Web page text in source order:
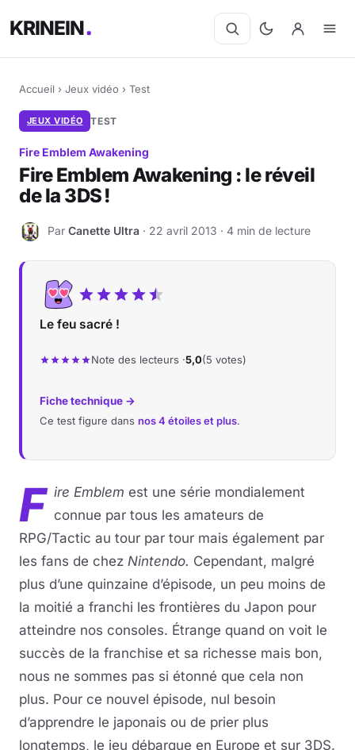
KRINEIN
Accueil › Jeux vidéo › Test
JEUX VIDÉO TEST
Fire Emblem Awakening
Fire Emblem Awakening : le réveil
de la 3DS !
C Par Canette Ultra · 22 avril 2013 · 4 min de lecture
Le feu sacré !
Note des lecteurs ·5,0(5 votes)
Fiche technique →
Ce test figure dans nos 4 étoiles et plus.
F ire Emblem est une série mondialement
connue par tous les amateurs de
RPG/Tactic au tour par tour mais également par
les fans de chez Nintendo. Cependant, malgré
plus d’une quinzaine d’épisode, un peu moins de
la moitié a franchi les frontières du Japon pour
atteindre nos consoles. Étrange quand on voit le
succès de la franchise et sa richesse mais bon,
nous ne sommes pas si étonné que cela non
plus. Pour ce nouvel épisode, nul besoin
d’apprendre le japonais ou de prier plus
longtemps, le jeu débarque en Europe et sur 3DS.